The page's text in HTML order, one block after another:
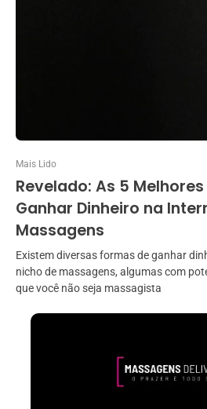
Mais Lido
Revelado: As 5
Ganhar Dinheiro na
Massagens
Existem diversas formas de ganhar
nicho de massagens, algumas com
que você não seja massagista